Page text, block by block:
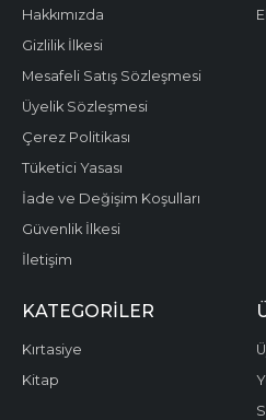
Hakkımızda
Gizlilik İlkesi
Mesafeli Satış Sözleşmesi
Üyelik Sözleşmesi
Çerez Politikası
Tüketici Yasası
İade ve Değişim Koşulları
Güvenlik İlkesi
İletişim
KATEGORILER
Kırtasiye
Kitap